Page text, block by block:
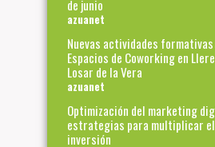
de junio
azuanet
Nuevas actividades formativas
Espacios de Coworking en
Losar de la Vera
azuanet
Optimización del marketing
estrategias para multiplicar
inversión